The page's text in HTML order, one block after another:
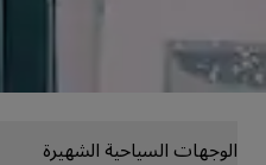
الوجهات السياحية الشهيرة